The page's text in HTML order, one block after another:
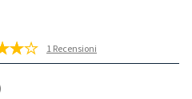
1 Recensioni